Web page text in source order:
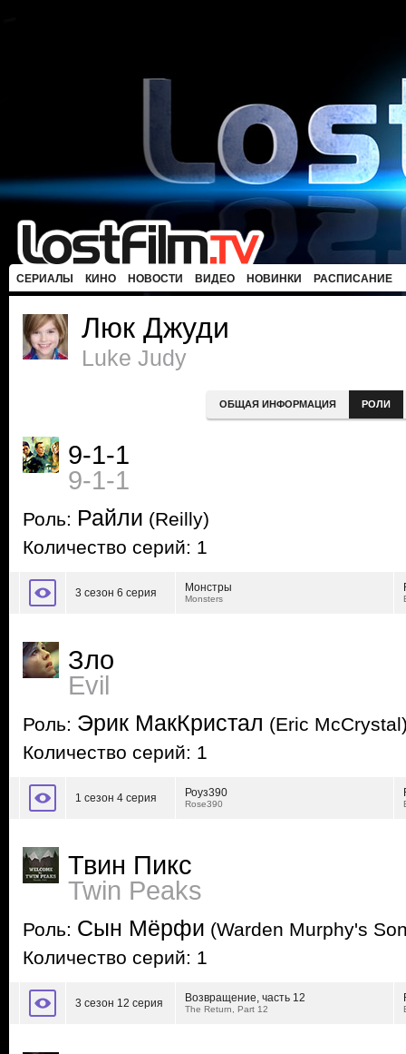
СЕРИАЛЫ КИНО НОВОСТИ ВИДЕО НОВИНКИ РАСПИСАНИЕ
Люк Джуди
Luke Judy
ОБЩАЯ ИНФОРМАЦИЯ РОЛИ
9-1-1
9-1-1
Роль: Райли (Reilly)
Количество серий: 1
3 сезон 6 серия Монстры
Monsters
Зло
Evil
Роль: Эрик МакКристал (Eric
Количество серий: 1
1 сезон 4 серия Роуз390
Rose390
Твин Пикс
Twin Peaks
Роль: Сын Мёрфи (Warden Murphy's
Количество серий: 1
3 сезон 12 серия Возвращение, часть 12
The Return, Part 12